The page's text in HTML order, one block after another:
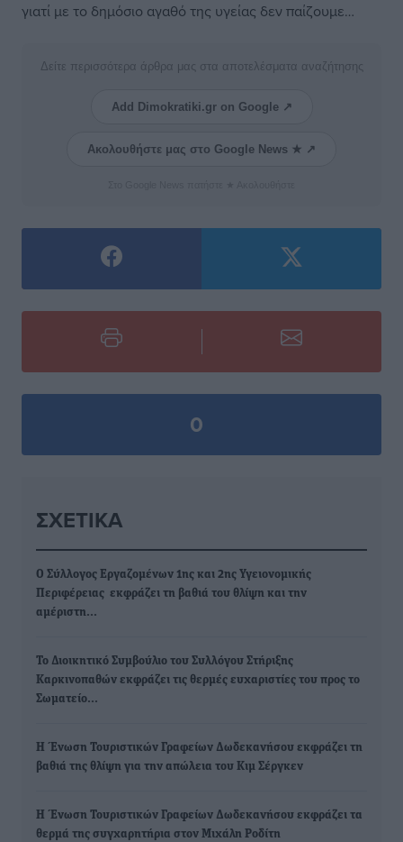
γιατί με το δημόσιο αγαθό της υγείας δεν παίζουμε…
Δείτε περισσότερα άρθρα μας στα αποτελέσματα αναζήτησης
Add Dimokratiki.gr on Google ↗
Ακολουθήστε μας στο Google News ★ ↗
0
ΣΧΕΤΙΚΆ
Ο Σύλλογος Εργαζομένων 1ης και 2ης Υγειονομικής
Περιφέρειας εκφράζει τη βαθιά του θλίψη και την
αμέριστη…
Το Διοικητικό Συμβούλιο του Συλλόγου Στήριξης
Καρκινοπαθών εκφράζει τις θερμές ευχαριστίες του προς το
Σωματείο…
Η Ένωση Τουριστικών Γραφείων Δωδεκανήσου εκφράζει τη
βαθιά της θλίψη για την απώλεια του Κιμ Σέργκεν
Η Ένωση Τουριστικών Γραφείων Δωδεκανήσου εκφράζει τα
θερμά της συγχαρητήρια στον Μιχάλη Ροδίτη